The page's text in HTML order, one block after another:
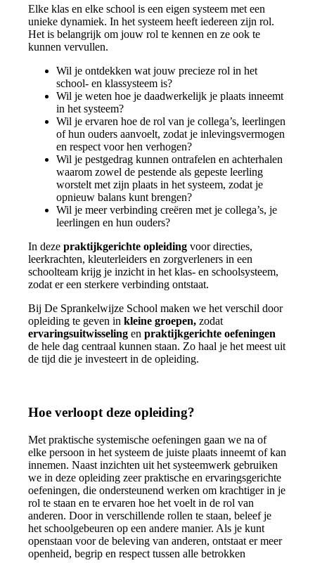
Elke klas en elke school is een eigen systeem met een
unieke dynamiek. In het systeem heeft iedereen zijn rol.
Het is belangrijk om jouw rol te kennen en ze ook te
kunnen vervullen.
Wil je ontdekken wat jouw precieze rol in het
school- en klassysteem is?
Wil je weten hoe je daadwerkelijk je plaats inneemt
in het systeem?
Wil je ervaren hoe de rol van je collega’s, leerlingen
of hun ouders aanvoelt, zodat je inlevingsvermogen
en respect voor hen verhogen?
Wil je pestgedrag kunnen ontrafelen en achterhalen
waarom zowel de pestende als gepeste leerling
worstelt met zijn plaats in het systeem, zodat je
opnieuw balans kunt brengen?
Wil je meer verbinding creëren met je collega’s, je
leerlingen en hun ouders?
In deze praktijkgerichte opleiding voor directies,
leerkrachten, kleuterleiders en zorgverleners in een
schoolteam krijg je inzicht in het klas- en schoolsysteem,
zodat er een sterkere verbinding ontstaat.
Bij De Sprankelwijze School maken we het verschil door
opleiding te geven in kleine groepen, zodat
ervaringsuitwisseling enpraktijkgerichte oefeningen
de hele dag centraal kunnen staan. Zo haal je het meest uit
de tijd die je investeert in de opleiding.
Hoe verloopt deze opleiding?
Met praktische systemische oefeningen gaan we na of
elke persoon in het systeem de juiste plaats inneemt of kan
innemen. Naast inzichten uit het systeemwerk gebruiken
we in deze opleiding zeer praktische en ervaringsgerichte
oefeningen, die ondersteunend werken om krachtiger in je
rol te staan en te ervaren hoe het voelt in de rol van
anderen. Door in verschillende rollen te staan, beleef je
het schoolgebeuren op een andere manier. Als je kunt
openstaan voor de beleving van anderen, ontstaat er meer
openheid, begrip en respect tussen alle betrokken